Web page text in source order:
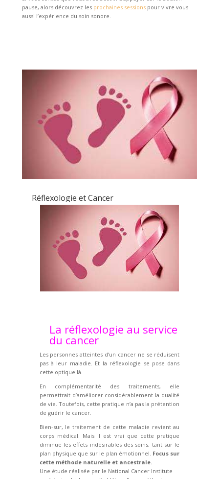
pause, alors découvrez les prochaines sessionspour vivre vous
aussi l’expérience du soin sonore.
Réflexologie et Cancer
La réflexologie au service
du cancer
Les personnes atteintes d’un cancer ne se réduisent
pas à leur maladie. Et la réflexologie se pose dans
cette optique là.
En complémentarité des traitements, elle
permettrait d’améliorer considérablement la qualité
de vie. Toutefois, cette pratique n’a pas la prétention
de guérir le cancer.
Bien-sur, le traitement de cette maladie revient au
corps médical. Mais il est vrai que cette pratique
diminue les effets indésirables des soins, tant sur le
plan physique que sur le plan émotionnel. Focus sur
cette méthode naturelle et ancestrale.
Une étude réalisée par le National Cancer Institute